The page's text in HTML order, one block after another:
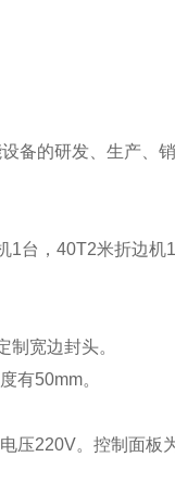
备的研发、生产、
台，40T2米折边机
宽边封头。
有50mm。
压220V。控制面板